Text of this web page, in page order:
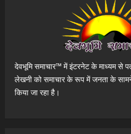
देवभूमि समाचार™ में इंटरनेट के माध्यम से
लेखनी को समाचार के रूप में जनता के
किया जा रहा है।